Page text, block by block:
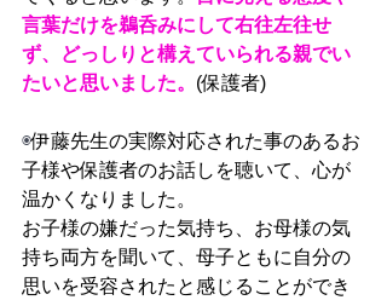
言葉だけを鵜呑みにして右往左往せ
ず、どっしりと構えていられる親でい
たいと思いました。 (保護者)
◉伊藤先生の実際対応された事のあるお
子様や保護者のお話しを聴いて、心が
温かくなりました。
お子様の嫌だった気持ち、お母様の気
持ち両方を聞いて、母子ともに自分の
思いを受容されたと感じることができ